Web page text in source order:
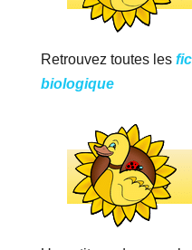
Retrouvez toutes les
biologique